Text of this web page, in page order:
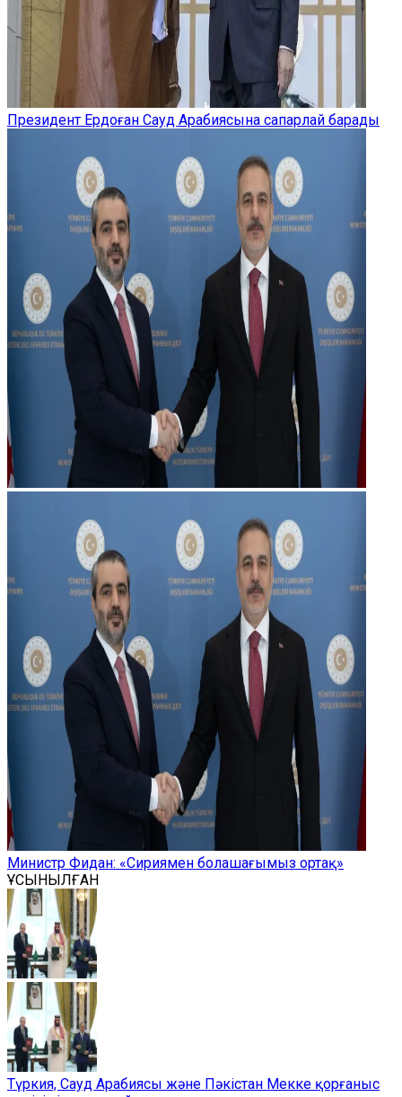
Президент Ердоған Сауд Арабиясына сапарлай барады
Министр Фидан: «Сириямен болашағымыз ортақ»
ҰСЫНЫЛҒАН
Түркия, Сауд Арабиясы және Пәкістан Мекке қорғаныс